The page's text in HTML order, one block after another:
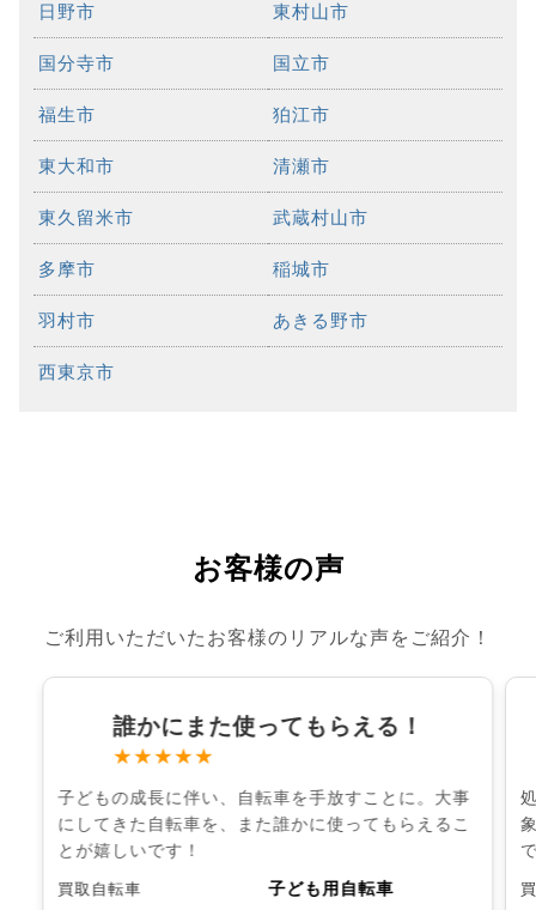
日野市 東村山市
国分寺市 国立市
福生市 狛江市
東大和市 清瀬市
東久留米市 武蔵村山市
多摩市 稲城市
羽村市 あきる野市
西東京市
お客様の声
ご利用いただいたお客様のリアルな声をご紹介！
誰かにまた使ってもらえる！
★★★★★
子どもの成長に伴い、自転車を手放すことに。大事
にしてきた自転車を、また誰かに使ってもらえるこ
とが嬉しいです！
買取自転車 子ども用自転車